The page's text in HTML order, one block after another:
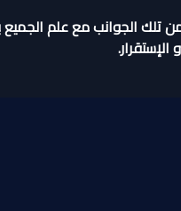
تلك الجوانب مع علم